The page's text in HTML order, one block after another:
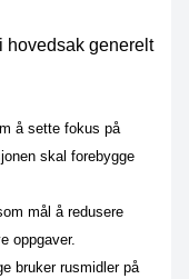
hovedsak generelt
å sette fokus på
skal forebygge
mål å redusere
oppgaver.
bruker rusmidler på